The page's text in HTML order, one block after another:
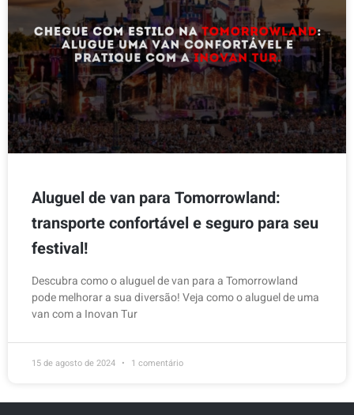
Aluguel de van para Tomorrowland:
transporte confortável e seguro para seu
festival!
Descubra como o aluguel de van para a Tomorrowland
pode melhorar a sua diversão! Veja como o aluguel de uma
van com a Inovan Tur
15 de agosto de 2024 1 comentário